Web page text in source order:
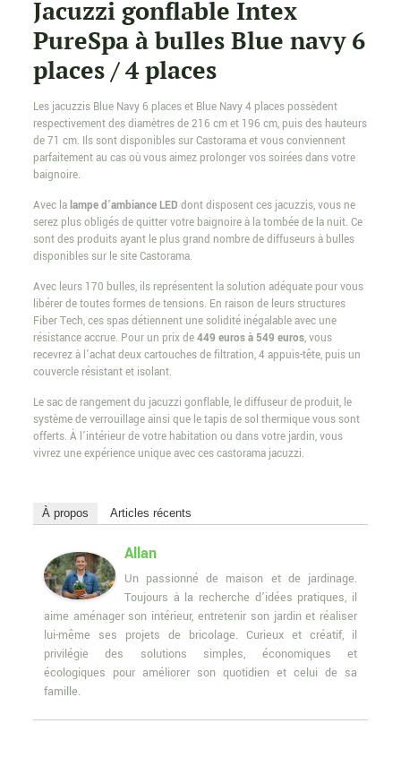
Jacuzzi gonflable Intex
PureSpa à bulles Blue navy 6
places / 4 places
Les jacuzzis Blue Navy 6 places et Blue Navy 4 places possèdent
respectivement des diamètres de 216 cm et 196 cm, puis des hauteurs
de 71 cm. Ils sont disponibles sur Castorama et vous conviennent
parfaitement au cas où vous aimez prolonger vos soirées dans votre
baignoire.
Avec lalampe d’ambiance LED dont disposent ces jacuzzis, vous ne
serez plus obligés de quitter votre baignoire à la tombée de la nuit. Ce
sont des produits ayant le plus grand nombre de diffuseurs à bulles
disponibles sur le site Castorama.
Avec leurs 170 bulles, ils représentent la solution adéquate pour vous
libérer de toutes formes de tensions. En raison de leurs structures
Fiber Tech, ces spas détiennent une solidité inégalable avec une
résistance accrue. Pour un prix de449 euros à 549 euros, vous
recevrez à l’achat deux cartouches de filtration, 4 appuis-tête, puis un
couvercle résistant et isolant.
Le sac de rangement du jacuzzi gonflable, le diffuseur de produit, le
système de verrouillage ainsi que le tapis de sol thermique vous sont
offerts. À l’intérieur de votre habitation ou dans votre jardin, vous
vivrez une expérience unique avec ces castorama jacuzzi.
À propos Articles récents
Allan
Un passionné de maison et de jardinage.
Toujours à la recherche d’idées pratiques, il
aime aménager son intérieur, entretenir son jardin et réaliser
lui-même ses projets de bricolage. Curieux et créatif, il
privilégie des solutions simples, économiques et
écologiques pour améliorer son quotidien et celui de sa
famille.